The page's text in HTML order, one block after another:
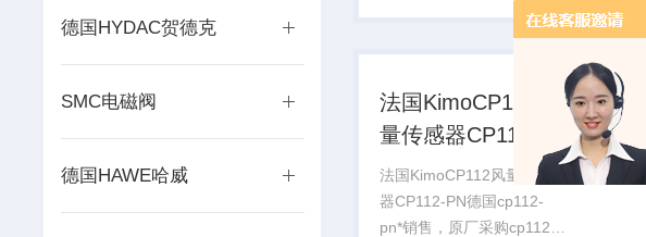
德国HYDAC贺德克
SMC电磁阀
德国HAWE哈威
诺以上保修服务。
法国KimoCP112风
量传感器CP112-
PN
法国KimoCP112风量传感
器CP112-PN德国cp112-
pn*销售，原厂采购cp112-